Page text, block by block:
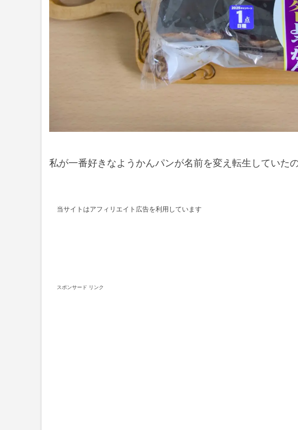
私が一番好きなようかんパンが名前を変え転生していた
当サイトはアフィリエイト広告を利用しています
スポンサード リンク